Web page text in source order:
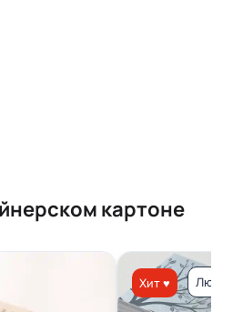
картоне
Хит ♥ Люкс